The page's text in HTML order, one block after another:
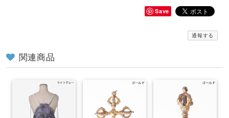
Save
通報する
関連商品